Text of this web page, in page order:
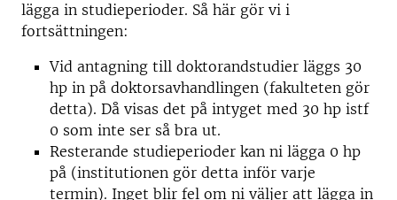
lägga in studieperioder. Så här gör vi i
fortsättningen:
Vid antagning till doktorandstudier läggs 30
hp in på doktorsavhandlingen (fakulteten gör
detta). Då visas det på intyget med 30 hp istf
0 som inte ser så bra ut.
Resterande studieperioder kan ni lägga 0 hp
på (institutionen gör detta inför varje
termin). Inget blir fel om ni väljer att lägga in